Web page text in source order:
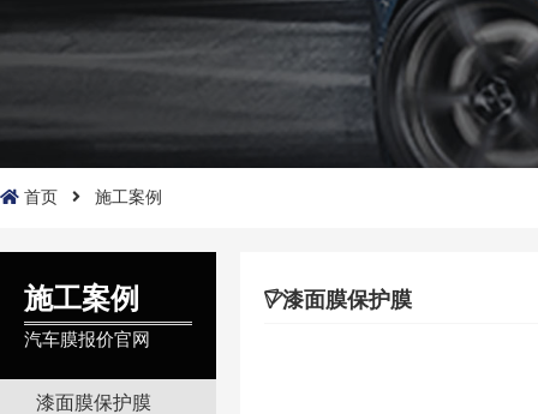
首页 施工案例
施工案例
汽车膜报价官网
漆面膜保护膜
漆面膜保护膜